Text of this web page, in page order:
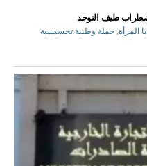
طيف التوحد
المرأة, حملة وطنية تحسيسية